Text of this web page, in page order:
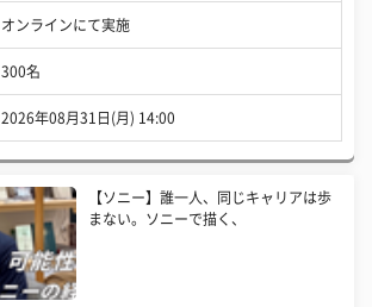
オンラインにて実施
300名
2026年08月31日(月) 14:00
【ソニー】誰一人、同じキャリアは歩
まない。ソニーで描く、